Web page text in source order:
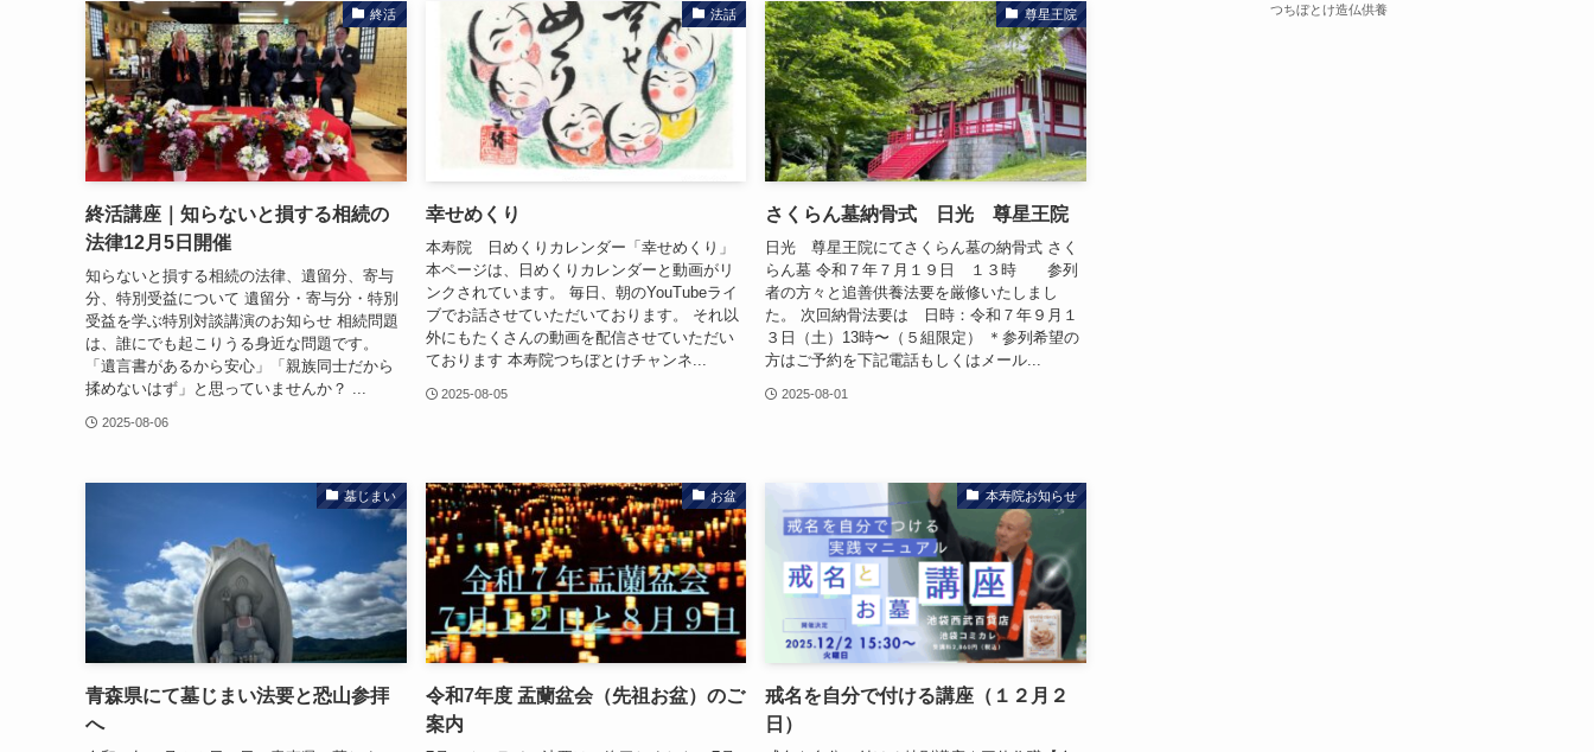
終活
終活講座｜知らないと損する相続の
法律12月5日開催
知らないと損する相続の法律、遺留分、寄与
分、特別受益について 遺留分・寄与分・特別
受益を学ぶ特別対談講演のお知らせ 相続問題
は、誰にでも起こりうる身近な問題です。
「遺言書があるから安心」「親族同士だから
揉めないはず」と思っていませんか？ ...
2025-08-06
法話
幸せめくり
本寿院 日めくりカレンダー「幸せめくり」
本ページは、日めくりカレンダーと動画がリ
ンクされています。 毎日、朝のYouTubeライ
ブでお話させていただいております。 それ以
外にもたくさんの動画を配信させていただい
ております 本寿院つちぼとけチャンネ...
2025-08-05
尊星王院
さくらん墓納骨式 日光 尊星王院
日光 尊星王院にてさくらん墓の納骨式 さく
らん墓 令和７年７月１９日 １３時 参列
者の方々と追善供養法要を厳修いたしまし
た。 次回納骨法要は 日時：令和７年９月１
３日（土）13時〜（５組限定） ＊参列希望の
方はご予約を下記電話もしくはメール...
2025-08-01
墓じまい
青森県にて墓じまい法要と恐山参拝
へ
お盆
令和7年度 盂蘭盆会（先祖お盆）のご
案内
本寿院お知らせ
戒名を自分で付ける講座（１２月２
日）
つちぼとけ造仏供養